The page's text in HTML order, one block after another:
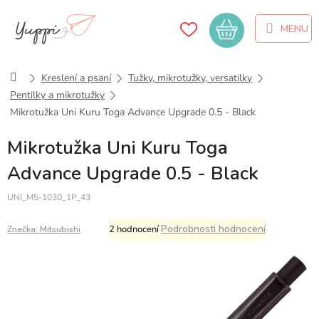
obsah
Nákupní
košík
DomůKreslení a psaní
Tužky, mikrotužky, versatilky
Pentilky a mikrotužky
Mikrotužka Uni Kuru Toga Advance Upgrade 0.5 - Black
Mikrotužka Uni Kuru Toga
Advance Upgrade 0.5 - Black
UNI_M5-1030_1P_43
Průměrné
hodnocení
2 hodnoceníPodrobnosti hodnocení
Značka: Mitsubishi